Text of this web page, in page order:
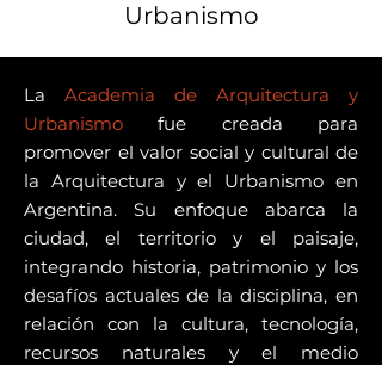
Urbanismo
La Academia de Arquitectura y
Urbanismo fue creada para
promover el valor social y cultural de
la Arquitectura y el Urbanismo en
Argentina. Su enfoque abarca la
ciudad, el territorio y el paisaje,
integrando historia, patrimonio y los
desafíos actuales de la disciplina, en
relación con la cultura, tecnología,
recursos naturales y el medio